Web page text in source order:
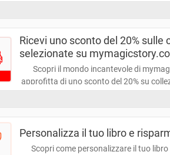
Ricevi uno sconto del 20% sulle
selezionate su
Scopri il mondo incantevole di
approfitta di uno sconto del 20% su
Personalizza il tuo libro e
Scopri come personalizzare il tuo